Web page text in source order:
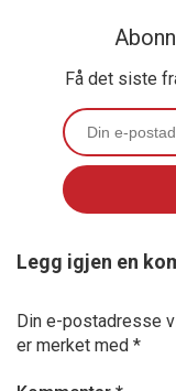
Få det siste
Legg igjen en
Din e-postadresse
er merket med *